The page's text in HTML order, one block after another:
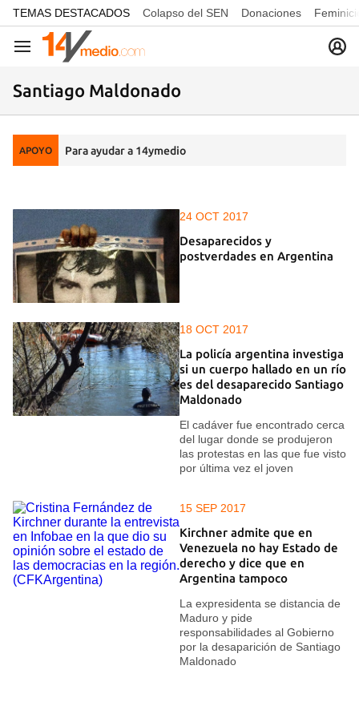
common.go-to-content
TEMAS DESTACADOS Colapso del SEN Donaciones
Navegación
Santiago Maldonado
APOYO Para ayudar a 14ymedio
24 OCT 2017
Desaparecidos y
postverdades en Argentina
18 OCT 2017
La policía argentina investiga
si un cuerpo hallado en un río
es del desaparecido Santiago
Maldonado
El cadáver fue encontrado cerca
del lugar donde se produjeron
las protestas en las que fue visto
por última vez el joven
15 SEP 2017
Kirchner admite que en
Venezuela no hay Estado de
derecho y dice que en
Argentina tampoco
La expresidenta se distancia de
Maduro y pide
responsabilidades al Gobierno
por la desaparición de Santiago
Maldonado